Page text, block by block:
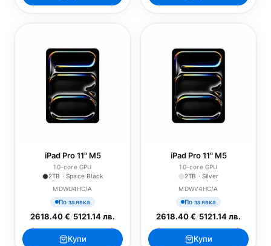
iPad Pro 11" M5
10-core GPU
2TB · Space Black
MDWU4HC/A
По заявка
2618.40 €/5121.14 лв.
Купи
iPad Pro 11" M5
10-core GPU
2TB · Silver
MDWV4HC/A
По заявка
2618.40 €/5121.14 лв.
Купи